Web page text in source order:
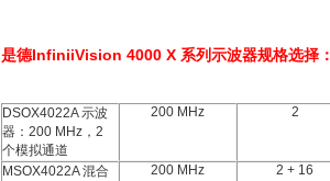
是德InfiniiVision 4000 X 系列示波器规格选择：
DSOX4022A 示波
器：200 MHz，2
个模拟通道
200 MHz 2
MSOX4022A 混合
200 MHz 2 + 16